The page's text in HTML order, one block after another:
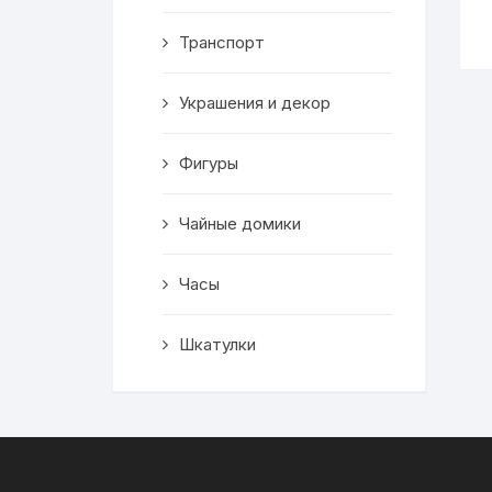
Транспорт
Украшения и декор
Фигуры
Чайные домики
Часы
Шкатулки